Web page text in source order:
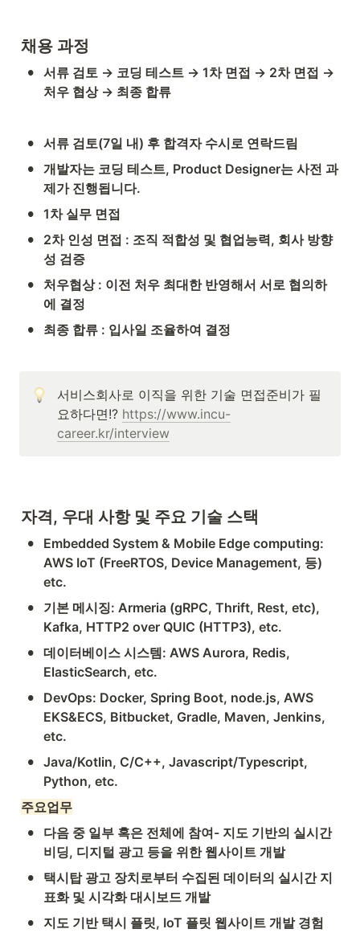
채용 과정
• 서류 검토 → 코딩 테스트 → 1차 면접 → 2차 면접 →
처우 협상 → 최종 합류
• 서류 검토(7일 내) 후 합격자 수시로 연락드림
• 개발자는 코딩 테스트, Product Designer는 사전 과
제가 진행됩니다.
• 1차 실무 면접
•
2차 인성 면접 : 조직 적합성 및 협업능력, 회사 방향
성 검증
•
처우협상 : 이전 처우 최대한 반영해서 서로 협의하
에 결정
• 최종 합류 : 입사일 조율하여 결정
서비스회사로 이직을 위한 기술 면접준비가 필
요하다면!? https://www.incu-
career.kr/interview
자격, 우대 사항 및 주요 기술 스택
•
Embedded System & Mobile Edge computing:
AWS IoT (FreeRTOS, Device Management, 등)
etc.
•
기본 메시징: Armeria (gRPC, Thrift, Rest, etc),
Kafka, HTTP2 over QUIC (HTTP3), etc.
• 데이터베이스 시스템: AWS Aurora, Redis,
ElasticSearch, etc.
•
DevOps: Docker, Spring Boot, node.js, AWS
EKS&ECS, Bitbucket, Gradle, Maven, Jenkins,
etc.
• Java/Kotlin, C/C++, Javascript/Typescript,
Python, etc.
주요업무
•
다음 중 일부 혹은 전체에 참여- 지도 기반의 실시간
비딩, 디지털 광고 등을 위한 웹사이트 개발
•
택시탑 광고 장치로부터 수집된 데이터의 실시간 지
표화 및 시각화 대시보드 개발
• 지도 기반 택시 플릿, IoT 플릿 웹사이트 개발 경험